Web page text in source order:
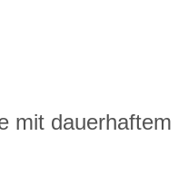
mit dauerhaftem